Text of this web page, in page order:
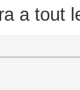
a tout